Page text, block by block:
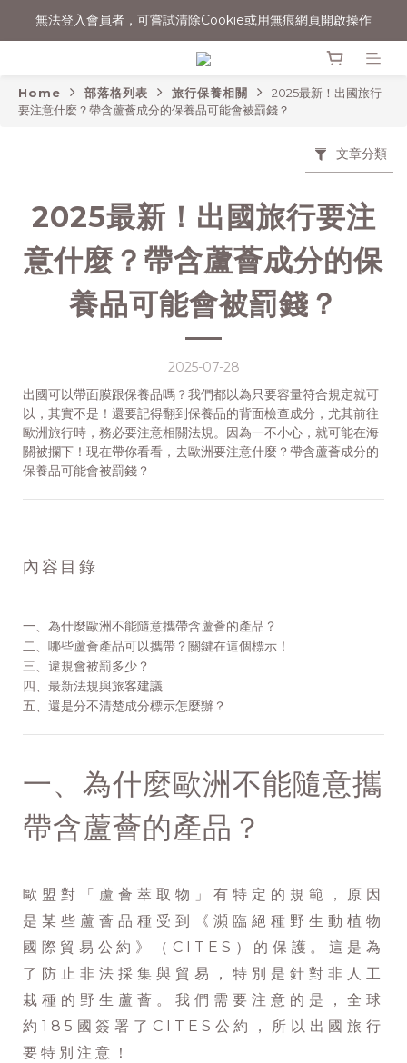
消費滿$1500宅配免運
無法登入會員者，可嘗試清除Cookie或用無痕網頁開啟操作
消費滿$1500宅配免運
Home 部落格列表 旅行保養相關
2025最新！出國旅行
要注意什麼？帶含蘆薈成分的保養品可能會被罰錢？
文章分類
2025最新！出國旅行要注
意什麼？帶含蘆薈成分的保
養品可能會被罰錢？
2025-07-28
出國可以帶面膜跟保養品嗎？我們都以為只要容量符合規定就可
以，其實不是！還要記得翻到保養品的背面檢查成分，尤其前往
歐洲旅行時，務必要注意相關法規。因為一不小心，就可能在海
關被攔下！現在帶你看看，去歐洲要注意什麼？帶含蘆薈成分的
保養品可能會被罰錢？
內容目錄
一、為什麼歐洲不能隨意攜帶含蘆薈的產品？
二、 哪些蘆薈產品可以攜帶？關鍵在這個標示！
三、 違規會被罰多少？
四、 最新法規與旅客建議
五、 還是分不清楚成分標示怎麼辦？
一、為什麼歐洲不能隨意攜
帶含蘆薈的產品？
歐盟對「蘆薈萃取物」有特定的規範，原因
是某些蘆薈品種受到《瀕臨絕種野生動植物
國際貿易公約》（CITES）的保護。這是為
了防止非法採集與貿易，特別是針對非人工
栽種的野生蘆薈。我們需要注意的是，全球
約185國簽署了CITES公約，所以出國旅行
要特別注意！